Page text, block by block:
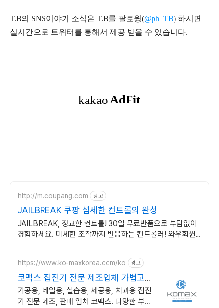
T.B의 SNS이야기 소식은 T.B를 팔로윙(@ph_TB) 하시면
실시간으로 트위터를 통해서 제공 받을 수 있습니다.
http://m.coupang.com 광고
JAILBREAK 쿠팡 섬세한 컨트롤의 완성
JAILBREAK, 정교한 컨트롤! 30일 무료반품으로 부담없이
경험하세요. 미세한 조작까지 반응하는 컨트롤러! 와우회원
https://www.ko-maxkorea.com/ko 광고
코맥스 집진기 전문 제조업체 가볍고
흡입력 좋은 집진기
기공용, 네일용, 실습용, 세공용, 치과용 집진
기 전문 제조, 판매 업체 코맥스. 다양한 부속